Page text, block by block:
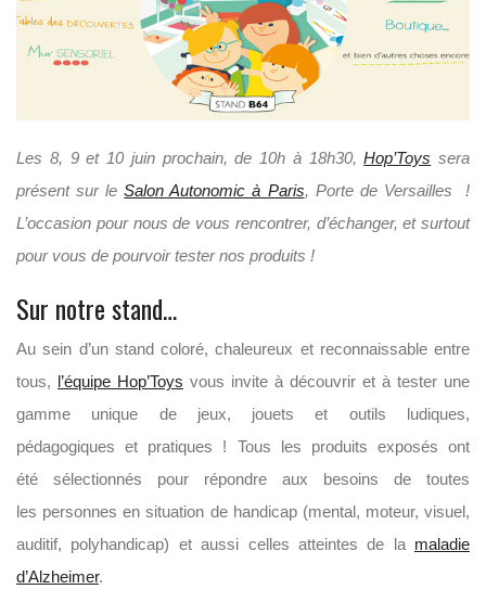
Les 8, 9 et 10 juin prochain, de 10h à 18h30,Hop’Toys sera
présent sur leSalon Autonomic à Paris, Porte de Versailles !
L’occasion pour nous de vous rencontrer, d’échanger, et surtout
pour vous de pourvoir tester nos produits !
Sur notre stand…
Au sein d’un stand coloré, chaleureux et reconnaissable entre
tous, l’équipe Hop’Toys vous invite à découvrir et à tester une
gamme unique de jeux, jouets et outils ludiques,
pédagogiques et pratiques ! Tous les produits exposés ont
été sélectionnés pour répondre aux besoins de toutes
les personnes en situation de handicap (mental, moteur, visuel,
auditif, polyhandicap) et aussi celles atteintes de la maladie
d’Alzheimer.